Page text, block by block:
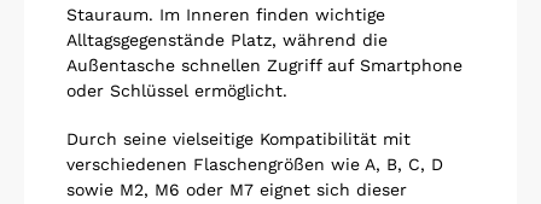
Stauraum. Im Inneren finden wichtige
Alltagsgegenstände Platz, während die
Außentasche schnellen Zugriff auf Smartphone
oder Schlüssel ermöglicht.
Durch seine vielseitige Kompatibilität mit
verschiedenen Flaschengrößen wie A, B, C, D
sowie M2, M6 oder M7 eignet sich dieser